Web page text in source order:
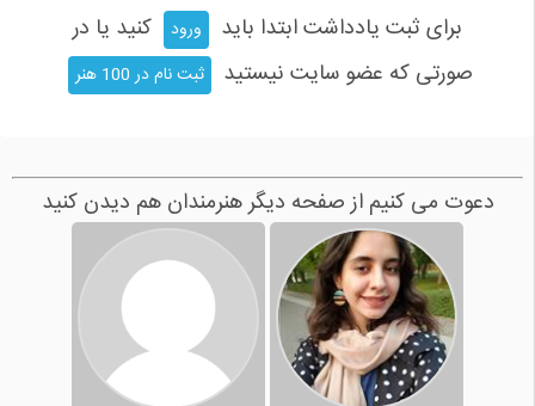
برای ثبت یادداشت ابتدا باید ورود
کنید یا در
صورتی که عضو سایت نیستید
ثبت نام در 100 هنر
دعوت می کنیم از صفحه دیگر هنرمندان هم دیدن کنید